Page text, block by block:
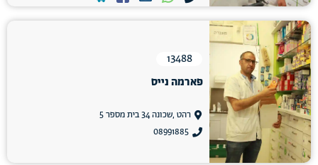
13488
פארמה נייס
רהט ,שכונה 34 בית מספר 5
08991885